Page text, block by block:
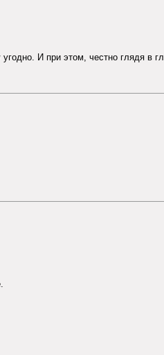
И при этом, честно глядя в